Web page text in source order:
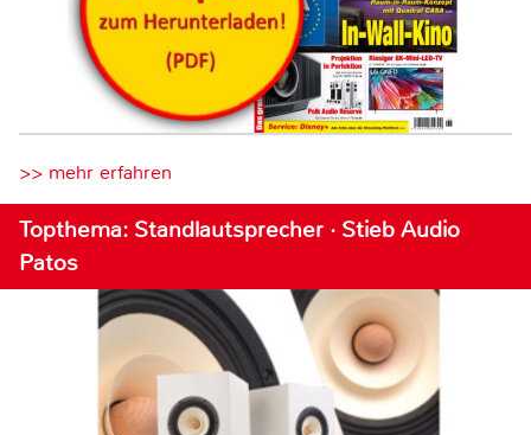
>> mehr erfahren
Topthema: Standlautsprecher · Stieb Audio
Patos